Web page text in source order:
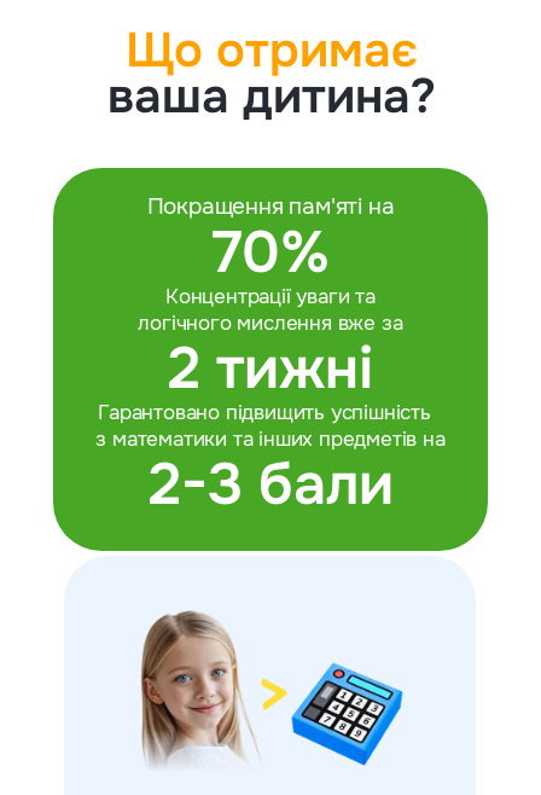
Що отримає
ваша дитина?
Покращення пам'яті на
70%
Концентрації уваги та
логічного мислення вже за
2 тижні
Гарантовано підвищить успішність
з математики та інших предметів на
2-3 бали